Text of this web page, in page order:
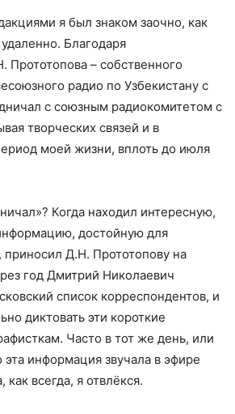
я был знаком заочно, как
Благодаря
Прототопова – собственного
радио по Узбекистану с
с союзным радиокомитетом с
творческих связей и в
моей жизни, вплоть до июля
Когда находил интересную,
достойную для
приносил Д.Н. Прототопову на
год Дмитрий Николаевич
список корреспондентов, и
диктовать эти короткие
Часто в тот же день, или
информация звучала в эфире
всегда, я отвлёкся.